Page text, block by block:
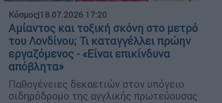
Κόσμος|18.07.2026 17:20
Αμίαντος και τοξική σκόνη στο μετρό
του Λονδίνου; Τι καταγγέλλει πρώην
εργαζόμενος - «Είναι επικίνδυνα
απόβλητα»
Παθογένειες δεκαετιών στον υπόγειο
σιδηρόδρομο της αγγλικής πρωτεύουσας